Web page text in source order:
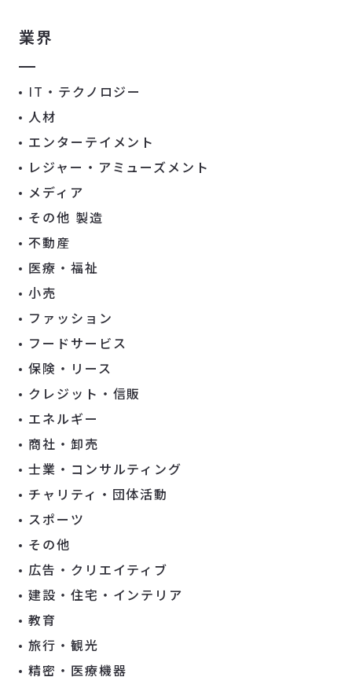
業界
IT・テクノロジー
人材
エンターテイメント
レジャー・アミューズメント
メディア
その他 製造
不動産
医療・福祉
小売
ファッション
フードサービス
保険・リース
クレジット・信販
エネルギー
商社・卸売
士業・コンサルティング
チャリティ・団体活動
スポーツ
その他
広告・クリエイティブ
建設・住宅・インテリア
教育
旅行・観光
精密・医療機器